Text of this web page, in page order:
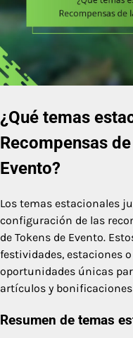
¿Qué temas
Recompensas
Evento?
Los temas estacionales
configuración de las
de Tokens de Evento.
festividades, estaciones
oportunidades únicas
artículos y
Resumen de temas